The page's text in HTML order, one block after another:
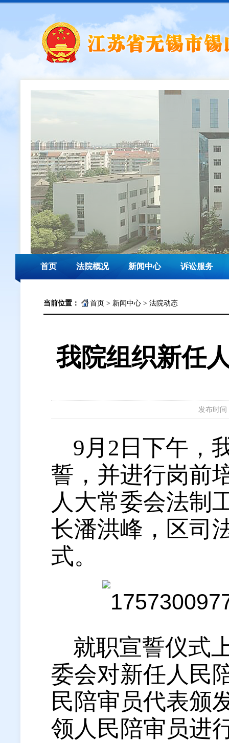
首页 法院概况 新闻中心 诉讼服务
当前位置： 首页 > 新闻中心 > 法院动态
我院组织新任
发布时
9月2日下午，
誓，并进行岗前
人大常委会法制
长潘洪峰，区司
式。
就职宣誓仪式
委会对新任人民
民陪审员代表颁
领人民陪审员进